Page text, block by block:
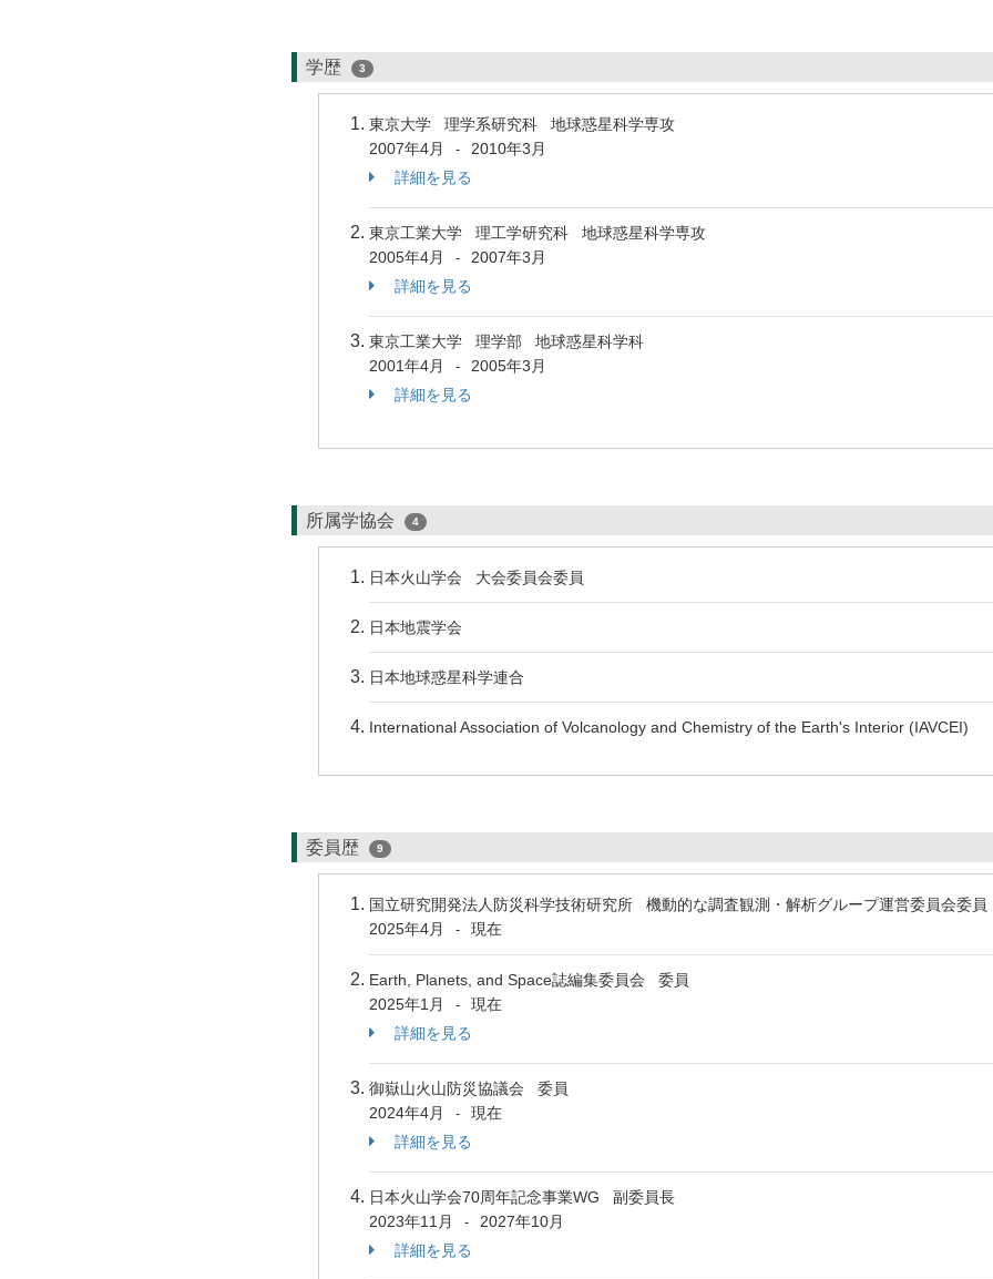
学歴 3
東京大学 理学系研究科 地球惑星科学専攻
2007年4月
-
2010年3月
詳細を見る
東京工業大学 理工学研究科 地球惑星科学専攻
2005年4月
-
2007年3月
詳細を見る
東京工業大学 理学部 地球惑星科学科
2001年4月
-
2005年3月
詳細を見る
所属学協会 4
日本火山学会 大会委員会委員
日本地震学会
日本地球惑星科学連合
International Association of Volcanology and Chemistry of the Earth's Interior (IAVCEI)
委員歴 9
国立研究開発法人防災科学技術研究所 機動的な調査観測・解析グループ運営委員会委員
2025年4月
- 現在
Earth, Planets, and Space誌編集委員会 委員
2025年1月
-
現在
詳細を見る
御嶽山火山防災協議会 委員
2024年4月
-
現在
詳細を見る
日本火山学会70周年記念事業WG 副委員長
2023年11月
-
2027年10月
詳細を見る